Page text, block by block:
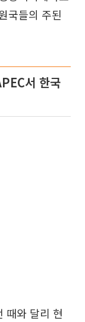
국들의 주된
서 한국
때와 달리 현